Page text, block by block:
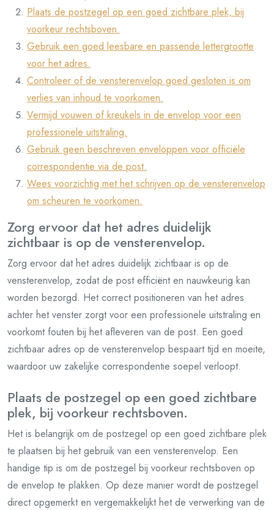
Plaats de postzegel op een goed zichtbare plek, bij
voorkeur rechtsboven.
Gebruik een goed leesbare en passende lettergrootte
voor het adres.
Controleer of de vensterenvelop goed gesloten is om
verlies van inhoud te voorkomen.
Vermijd vouwen of kreukels in de envelop voor een
professionele uitstraling.
Gebruik geen beschreven enveloppen voor officiële
correspondentie via de post.
Wees voorzichtig met het schrijven op de vensterenvelop
om scheuren te voorkomen.
Zorg ervoor dat het adres duidelijk
zichtbaar is op de vensterenvelop.
Zorg ervoor dat het adres duidelijk zichtbaar is op de
vensterenvelop, zodat de post efficiënt en nauwkeurig kan
worden bezorgd. Het correct positioneren van het adres
achter het venster zorgt voor een professionele uitstraling en
voorkomt fouten bij het afleveren van de post. Een goed
zichtbaar adres op de vensterenvelop bespaart tijd en moeite,
waardoor uw zakelijke correspondentie soepel verloopt.
Plaats de postzegel op een goed zichtbare
plek, bij voorkeur rechtsboven.
Het is belangrijk om de postzegel op een goed zichtbare plek
te plaatsen bij het gebruik van een vensterenvelop. Een
handige tip is om de postzegel bij voorkeur rechtsboven op
de envelop te plakken. Op deze manier wordt de postzegel
direct opgemerkt en vergemakkelijkt het de verwerking van de